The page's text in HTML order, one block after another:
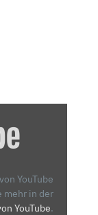
YouTube
mehr in der
YouTube.